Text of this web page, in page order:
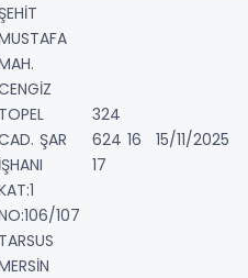
ŞEHİT
TOPEL
ŞAR
İŞHANI
107
TARSUS
324
624 16
17
15/11/2025